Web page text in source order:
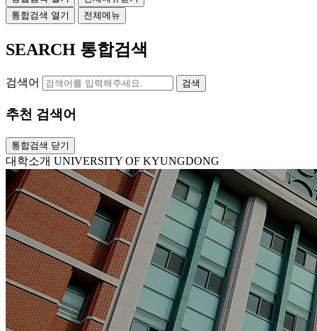
통합검색 열기
전체메뉴
SEARCH 통합검색
검색어 검색
추천 검색어
통합검색 닫기
대학소개 UNIVERSITY OF KYUNGDONG